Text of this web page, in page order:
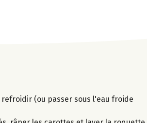
refroidir (ou passer sous l'eau froide